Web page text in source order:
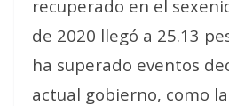
recuperado en el
de 2020 llegó a 25.13
ha superado eventos
actual gobierno, como